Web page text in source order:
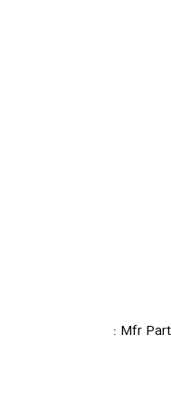
Mfr Part :